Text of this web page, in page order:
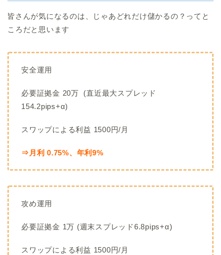
皆さんが気になるのは、じゃあどれだけ儲かるの？ってと
ころだと思います
安全運用
必要証拠金 20万 (直近最大スプレッド
154.2pips+α)
スワップによる利益 1500円/月
⇒月利 0.75%、年利9%
攻め運用
必要証拠金 1万 (週末スプレッド6.8pips+α)
スワップによる利益 1500円/月